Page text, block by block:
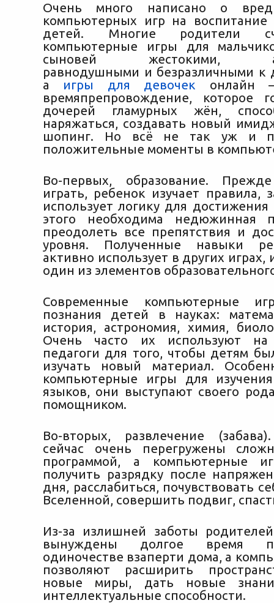
Очень много написано о
компьютерных игр на воспитание
детей. Многие родители
компьютерные игры для
сыновей жестокими,
равнодушными и безразличными к
а игры для девочек онлайн
времяпрепровождение, которое
дочерей гламурных жён,
наряжаться, создавать новый
шопинг. Но всё не так уж и
положительные моменты в
Во-первых, образование.
играть, ребенок изучает правила,
использует логику для
этого необходима недюжинная
преодолеть все препятствия и
уровня. Полученные навыки
активно использует в других
один из элементов
Современные компьютерные
познания детей в науках:
история, астрономия, химия,
Очень часто их используют на
педагоги для того, чтобы детям
изучать новый материал.
компьютерные игры для
языков, они выступают своего
помощником.
Во-вторых, развлечение
сейчас очень перегружены
программой, а компьютерные
получить разрядку после
дня, расслабиться, почувствовать
Вселенной, совершить подвиг,
Из-за излишней заботы
вынуждены долгое время
одиночестве взаперти дома, а
позволяют расширить
новые миры, дать новые
интеллектуальные способности.